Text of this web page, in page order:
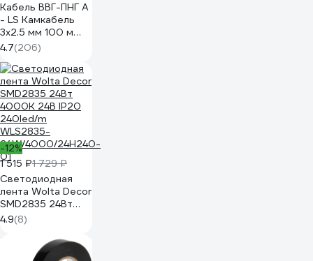
Кабель ВВГ-ПНГ А
- LS Камкабель
3x2.5 мм 100 м
ГОСТ
1157К30HG00070А0100М
4.7(206)
-12%
1 515 ₽1 729 ₽
Светодиодная
лента Wolta Decor
SMD2835 24Вт
4000К 24В IP20
240led/m
WLS2835-
24W/4000/24H240-
4.9(8)